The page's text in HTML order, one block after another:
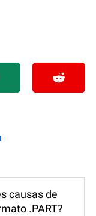
causas de
.PART?